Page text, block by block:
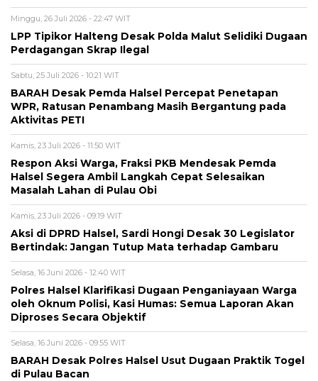
Minggu, 26 Juli 2026 - 22:47 WIT
LPP Tipikor Halteng Desak Polda Malut Selidiki Dugaan
Perdagangan Skrap Ilegal
Sabtu, 25 Juli 2026 - 10:21 WIT
BARAH Desak Pemda Halsel Percepat Penetapan
WPR, Ratusan Penambang Masih Bergantung pada
Aktivitas PETI
Kamis, 23 Juli 2026 - 11:50 WIT
Respon Aksi Warga, Fraksi PKB Mendesak Pemda
Halsel Segera Ambil Langkah Cepat Selesaikan
Masalah Lahan di Pulau Obi
Kamis, 23 Juli 2026 - 09:19 WIT
Aksi di DPRD Halsel, Sardi Hongi Desak 30 Legislator
Bertindak: Jangan Tutup Mata terhadap Gambaru
Selasa, 16 Juni 2026 - 12:40 WIT
Polres Halsel Klarifikasi Dugaan Penganiayaan Warga
oleh Oknum Polisi, Kasi Humas: Semua Laporan Akan
Diproses Secara Objektif
Selasa, 16 Juni 2026 - 09:55 WIT
BARAH Desak Polres Halsel Usut Dugaan Praktik Togel
di Pulau Bacan